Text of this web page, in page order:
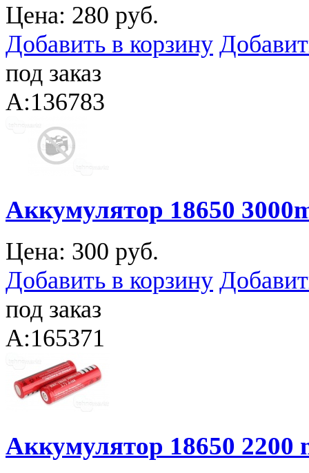
Цена: 280 руб.
Добавить в корзину
под заказ
A:136783
Аккумулятор 18650
Цена: 300 руб.
Добавить в корзину
под заказ
A:165371
Аккумулятор 18650 2200